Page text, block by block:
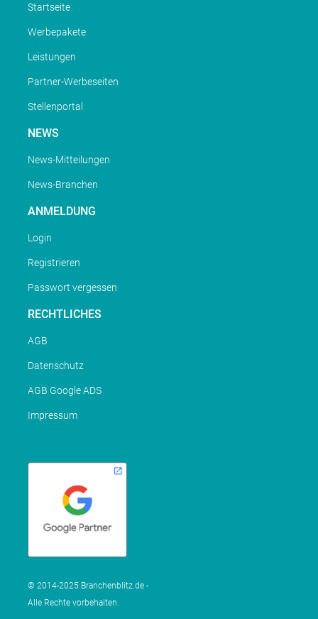
Startseite
Werbepakete
Leistungen
Partner-Werbeseiten
Stellenportal
NEWS
News-Mitteilungen
News-Branchen
ANMELDUNG
Login
Registrieren
Passwort vergessen
RECHTLICHES
AGB
Datenschutz
AGB Google ADS
Impressum
© 2014-2025 Branchenblitz.de -
Alle Rechte vorbehalten.